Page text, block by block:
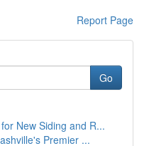
Report Page
Go
New Siding and R...
Premier ...